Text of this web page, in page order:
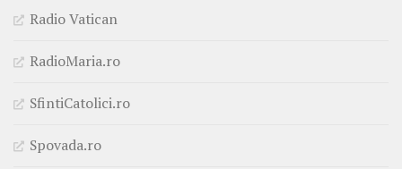
Radio Vatican
RadioMaria.ro
SfintiCatolici.ro
Spovada.ro